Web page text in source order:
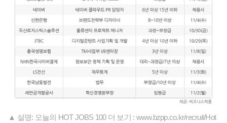
▲ 설명: 오늘의 HOT JOBS 100 더 보기 : www.bzpp.co.kr/recruit/Hot